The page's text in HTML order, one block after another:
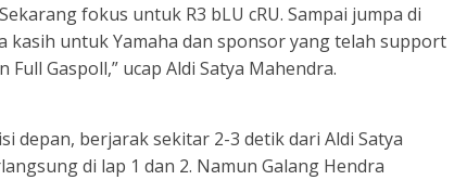
fokus untuk R3 bLU cRU. Sampai jumpa di
untuk Yamaha dan sponsor yang telah support
Gaspoll,” ucap Aldi Satya Mahendra.
depan, berjarak sekitar 2-3 detik dari Aldi Satya
di lap 1 dan 2. Namun Galang Hendra